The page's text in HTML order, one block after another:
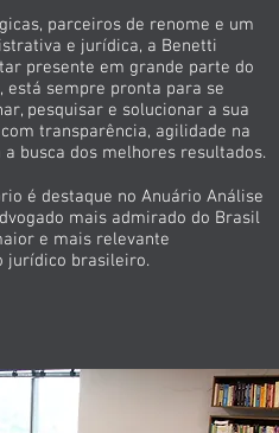
parceiros de renome e um
e jurídica, a Benetti
presente em grande parte do
sempre pronta para se
pesquisar e solucionar a sua
transparência, agilidade na
busca dos melhores resultados.
é destaque no Anuário Análise
mais admirado do Brasil
e mais relevante
jurídico brasileiro.